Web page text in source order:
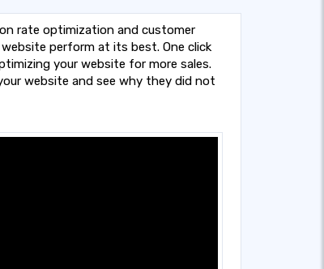
rate optimization and customer
perform at its best. One click
your website for more sales.
website and see why they did not